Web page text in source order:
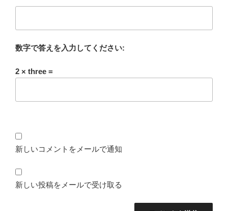
数字で答えを入力してください:
2 × three =
新しいコメントをメールで通知
新しい投稿をメールで受け取る